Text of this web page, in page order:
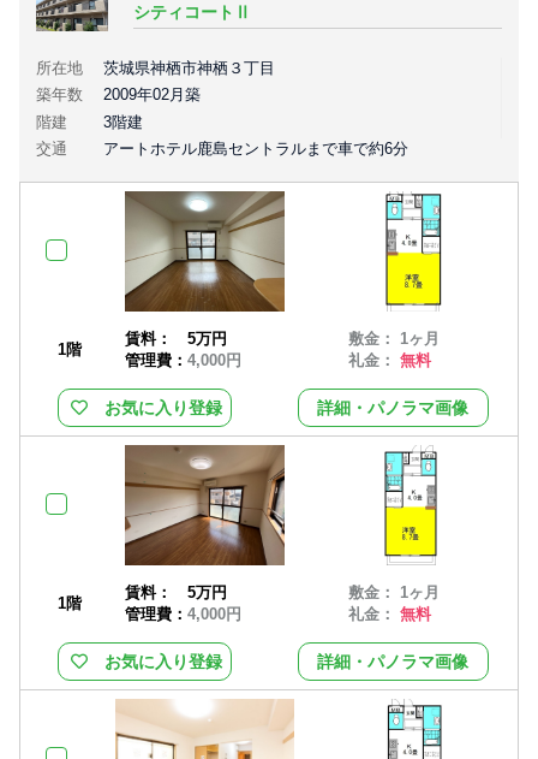
シティコートⅡ
所在地
茨城県神栖市神栖３丁目
築年数
2009年02月築
階建
3階建
交通
アートホテル鹿島セントラルまで車で約6分
1階
賃料：
5万円
管理費： 4,000円
敷金： 1ヶ月
礼金：無料
お気に入り登録 詳細・パノラマ画像
1階
賃料：
5万円
管理費： 4,000円
敷金： 1ヶ月
礼金：無料
お気に入り登録 詳細・パノラマ画像